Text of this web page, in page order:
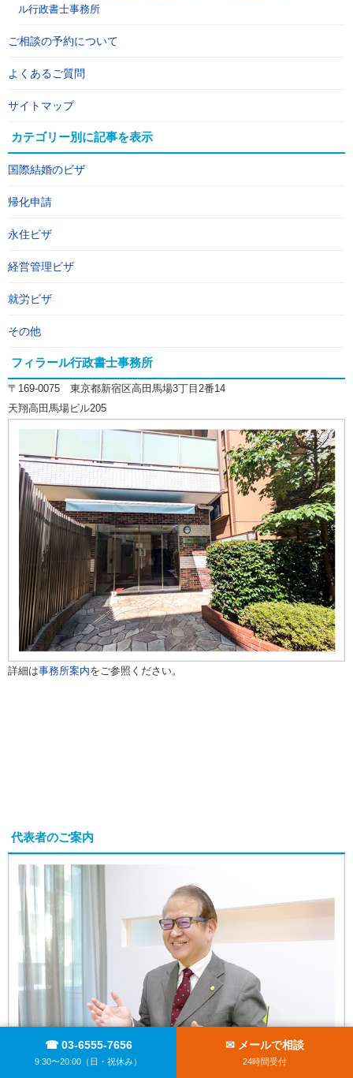
ル行政書士事務所
ご相談の予約について
よくあるご質問
サイトマップ
カテゴリー別に記事を表示
国際結婚のビザ
帰化申請
永住ビザ
経営管理ビザ
就労ビザ
その他
フィラール行政書士事務所
〒169-0075 東京都新宿区高田馬場3丁目2番14
天翔高田馬場ビル205
詳細は事務所案内をご参照ください。
代表者のご案内
☎ 03-6555-7656
9:30〜20:00（日・祝休み）
✉ メールで相談
24時間受付